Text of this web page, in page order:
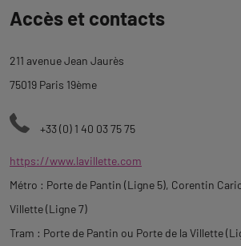
àAccès et contacts
211 avenue Jean Jaurès
75019 Paris 19ème
+33 (0) 1 40 03 75 75
https://www.lavillette.com
Métro : Porte de Pantin (Ligne 5), Corentin
Villette (Ligne 7)
Tram : Porte de Pantin ou Porte de la Villette